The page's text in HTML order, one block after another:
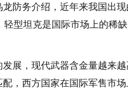
防务介绍，近年来我国出
型坦克是国际市场上的稀
展，现代武器含金量越来
，西方国家在国际军售市